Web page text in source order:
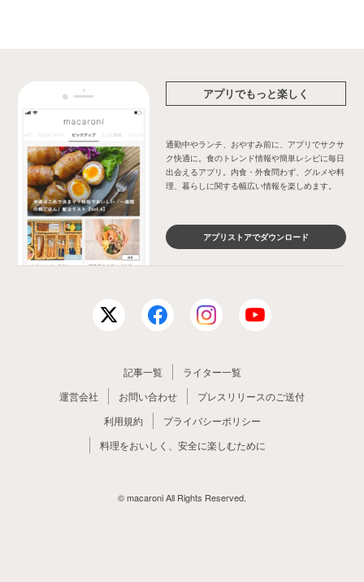
アプリでもっと楽しく
通勤中やランチ、おやすみ前に、アプリでサクサ
ク快適に。食のトレンド情報や簡単レシピに毎日
出会えるアプリ。内食・外食問わず、グルメや料
理、暮らしに関する幅広い情報を楽しめます。
アプリストアでダウンロード
記事一覧
ライター一覧
運営会社
お問い合わせ
プレスリリースのご送付
利用規約
プライバシーポリシー
料理をおいしく、安全に楽しむために
© macaroni All Rights Reserved.